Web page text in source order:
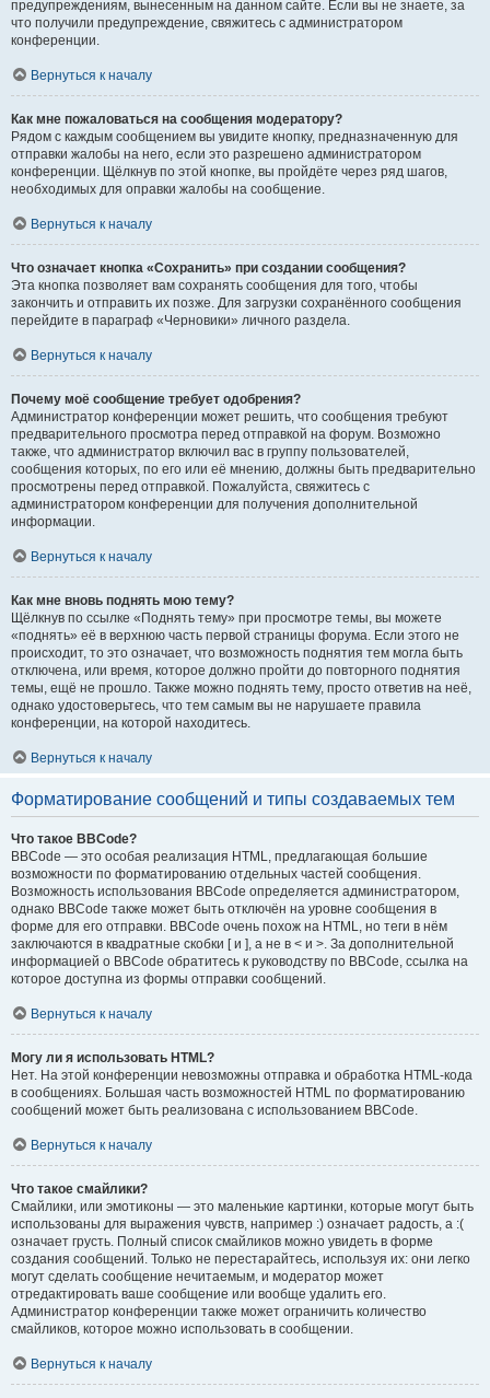
предупреждениям, вынесенным на данном сайте. Если вы не знаете, за
что получили предупреждение, свяжитесь с администратором
конференции.
Вернуться к началу
Как мне пожаловаться на сообщения модератору?
Рядом с каждым сообщением вы увидите кнопку, предназначенную для
отправки жалобы на него, если это разрешено администратором
конференции. Щёлкнув по этой кнопке, вы пройдёте через ряд шагов,
необходимых для оправки жалобы на сообщение.
Вернуться к началу
Что означает кнопка «Сохранить» при создании сообщения?
Эта кнопка позволяет вам сохранять сообщения для того, чтобы
закончить и отправить их позже. Для загрузки сохранённого сообщения
перейдите в параграф «Черновики» личного раздела.
Вернуться к началу
Почему моё сообщение требует одобрения?
Администратор конференции может решить, что сообщения требуют
предварительного просмотра перед отправкой на форум. Возможно
также, что администратор включил вас в группу пользователей,
сообщения которых, по его или её мнению, должны быть предварительно
просмотрены перед отправкой. Пожалуйста, свяжитесь с
администратором конференции для получения дополнительной
информации.
Вернуться к началу
Как мне вновь поднять мою тему?
Щёлкнув по ссылке «Поднять тему» при просмотре темы, вы можете
«поднять» её в верхнюю часть первой страницы форума. Если этого не
происходит, то это означает, что возможность поднятия тем могла быть
отключена, или время, которое должно пройти до повторного поднятия
темы, ещё не прошло. Также можно поднять тему, просто ответив на неё,
однако удостоверьтесь, что тем самым вы не нарушаете правила
конференции, на которой находитесь.
Вернуться к началу
Форматирование сообщений и типы создаваемых тем
Что такое BBCode?
BBCode — это особая реализация HTML, предлагающая большие
возможности по форматированию отдельных частей сообщения.
Возможность использования BBCode определяется администратором,
однако BBCode также может быть отключён на уровне сообщения в
форме для его отправки. BBCode очень похож на HTML, но теги в нём
заключаются в квадратные скобки [ и ], а не в < и >. За дополнительной
информацией о BBCode обратитесь к руководству по BBCode, ссылка на
которое доступна из формы отправки сообщений.
Вернуться к началу
Могу ли я использовать HTML?
Нет. На этой конференции невозможны отправка и обработка HTML-кода
в сообщениях. Большая часть возможностей HTML по форматированию
сообщений может быть реализована с использованием BBCode.
Вернуться к началу
Что такое смайлики?
Смайлики, или эмотиконы — это маленькие картинки, которые могут быть
использованы для выражения чувств, например :) означает радость, а :(
означает грусть. Полный список смайликов можно увидеть в форме
создания сообщений. Только не перестарайтесь, используя их: они легко
могут сделать сообщение нечитаемым, и модератор может
отредактировать ваше сообщение или вообще удалить его.
Администратор конференции также может ограничить количество
смайликов, которое можно использовать в сообщении.
Вернуться к началу